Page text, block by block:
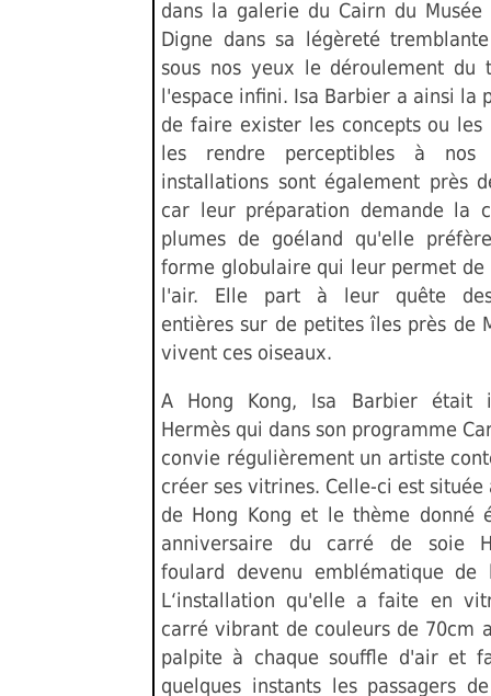
dans la galerie du Cairn du Musée
Digne dans sa légèreté
sous nos yeux le déroulement du
l'espace infini. Isa Barbier a ainsi la
de faire exister les concepts ou les
les rendre perceptibles à nos
installations sont également près
car leur préparation demande la
plumes de goéland qu'elle
forme globulaire qui leur permet de
l'air. Elle part à leur quête
entières sur de petites îles près de
vivent ces oiseaux.
A Hong Kong, Isa Barbier était
Hermès qui dans son programme
convie régulièrement un artiste
créer ses vitrines. Celle-ci est
de Hong Kong et le thème donné
anniversaire du carré de soie
foulard devenu emblématique de
L‘installation qu'elle a faite en
carré vibrant de couleurs de 70cm
palpite à chaque souffle d'air et
quelques instants les passagers